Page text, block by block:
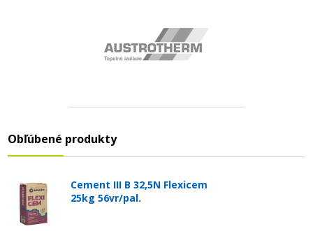
Obľúbené produkty
Cement III B 32,5N Flexicem
25kg 56vr/pal.